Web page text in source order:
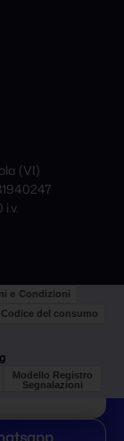
(VI)
e Condizioni
Codice del consumo
Modello Registro
Segnalazioni
privacy